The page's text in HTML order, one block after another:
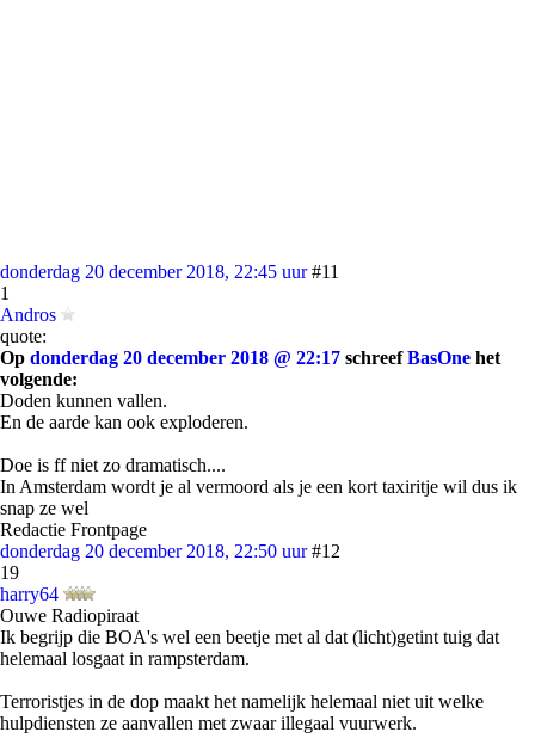
donderdag 20 december 2018, 22:45 uur #11
1
Andros
quote:
Op donderdag 20 december 2018 @ 22:17 schreefBasOne het
volgende:
Doden kunnen vallen.
En de aarde kan ook exploderen.
Doe is ff niet zo dramatisch....
In Amsterdam wordt je al vermoord als je een kort taxiritje wil dus ik
snap ze wel
Redactie Frontpage
donderdag 20 december 2018, 22:50 uur #12
19
harry64
Ouwe Radiopiraat
Ik begrijp die BOA's wel een beetje met al dat (licht)getint tuig dat
helemaal losgaat in rampsterdam.
Terroristjes in de dop maakt het namelijk helemaal niet uit welke
hulpdiensten ze aanvallen met zwaar illegaal vuurwerk.